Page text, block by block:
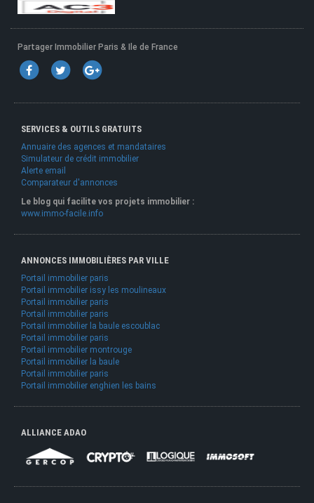
Partager Immobilier Paris & Ile de France
SERVICES & OUTILS GRATUITS
Annuaire des agences et mandataires
Simulateur de crédit immobilier
Alerte email
Comparateur d'annonces
Le blog qui facilite vos projets immobilier :
www.immo-facile.info
ANNONCES IMMOBILIÈRES PAR VILLE
Portail immobilier paris
Portail immobilier issy les moulineaux
Portail immobilier paris
Portail immobilier paris
Portail immobilier la baule escoublac
Portail immobilier paris
Portail immobilier montrouge
Portail immobilier la baule
Portail immobilier paris
Portail immobilier enghien les bains
ALLIANCE ADAO